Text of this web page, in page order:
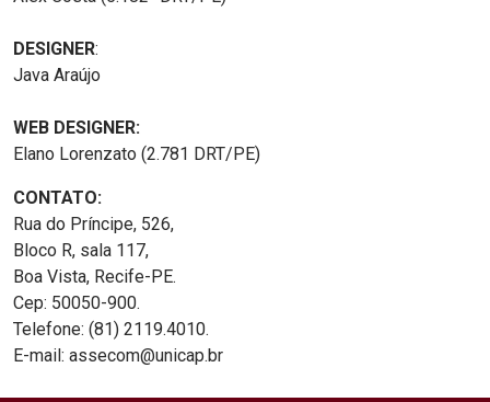
DESIGNER:
Java Araújo
WEB DESIGNER:
Elano Lorenzato (2.781 DRT/PE)
CONTATO:
Rua do Príncipe, 526,
Bloco R, sala 117,
Boa Vista, Recife-PE.
Cep: 50050-900.
Telefone: (81) 2119.4010.
E-mail: assecom@unicap.br